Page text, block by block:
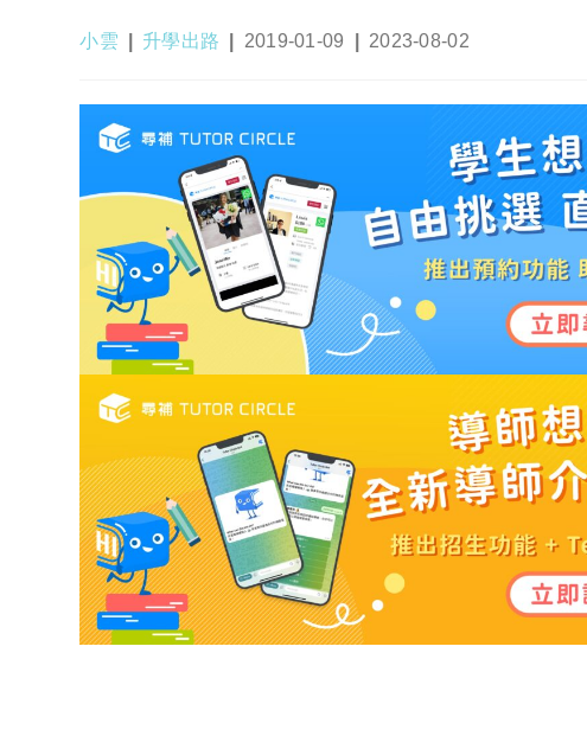
Post
小雲
Post
升學出路
Post
2019-01-09
Post
2023-08-02